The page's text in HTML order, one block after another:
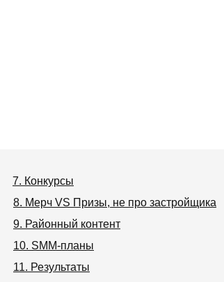
7. Конкурсы
8. Мерч VS Призы, не про застройщика
9. Районный контент
10. SMM-планы
11. Результаты